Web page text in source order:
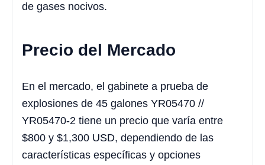
de gases nocivos.
Precio del Mercado
En el mercado, el gabinete a prueba de
explosiones de 45 galones YR05470 //
YR05470-2 tiene un precio que varía entre
$800 y $1,300 USD, dependiendo de las
características específicas y opciones